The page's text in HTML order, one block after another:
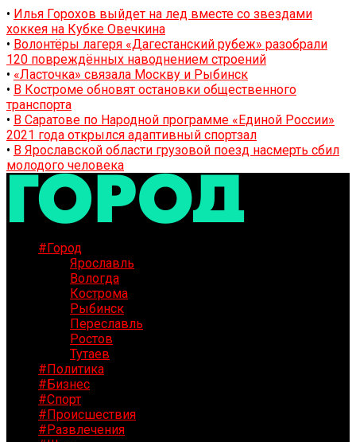
• Илья Горохов выйдет на лед вместе со звездами
хоккея на Кубке Овечкина
• Волонтёры лагеря «Дагестанский рубеж» разобрали
120 повреждённых наводнением строений
• «Ласточка» связала Москву и Рыбинск
• В Костроме обновят остановки общественного
транспорта
• В Саратове по Народной программе «Единой России»
2021 года открылся адаптивный спортзал
• В Ярославской области грузовой поезд насмерть сбил
молодого человека
#Город
Ярославль
Вологда
Кострома
Рыбинск
Переславль
Ростов
Тутаев
#Политика
#Бизнес
#Спорт
#Происшествия
#Развлечения